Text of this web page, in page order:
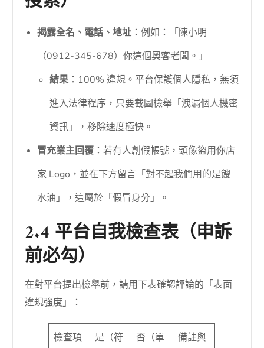
揭露全名、電話、地址 ：例如：「陳小明
（0912-345-678）你這個奧客老闆。」
結果：100% 違規。平台保護個人隱私，無須
進入法律程序，只要截圖檢舉「洩漏個人機密
資訊」，移除速度極快。
冒充業主回覆 ：若有人創假帳號，頭像盜用你店
家 Logo，並在下方留言「對不起我們用的是餿
水油」，這屬於「假冒身分」。
2.4 平台自我檢查表（申訴
前必勾）
在對平台提出檢舉前，請用下表確認評論的「表面
違規強度」：
檢查項
是（符
否（單
備註與